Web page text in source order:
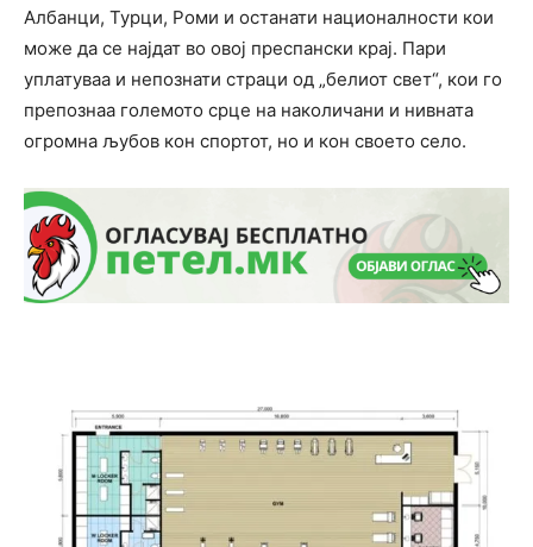
Албанци, Турци, Роми и останати националности кои
може да се најдат во овој преспански крај. Пари
уплатуваа и непознати страци од „белиот свет“, кои го
препознаа големото срце на наколичани и нивната
огромна љубов кон спортот, но и кон своето село.